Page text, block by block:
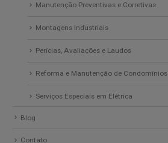
Manutenção Preventivas e Corretivas
Montagens Industriais
Perícias, Avaliações e Laudos
Reforma e Manutenção de Condomínios
Serviços Especiais em Elétrica
Blog
Contato